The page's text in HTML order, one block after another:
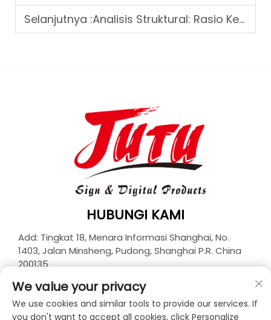
Selanjutnya :Analisis Struktural: Rasio Kekuatan terhadap Berat Papan Sarang Lebah
HUBUNGI KAMI
Add: Tingkat 18, Menara Informasi Shanghai, No.
1403, Jalan Minsheng, Pudong, Shanghai P.R. China
200135
Tel: +86-21-33927426
Surel:[email protected]
We value your privacy
We use cookies and similar tools to provide our services. If
you don't want to accept all cookies, click Personalize